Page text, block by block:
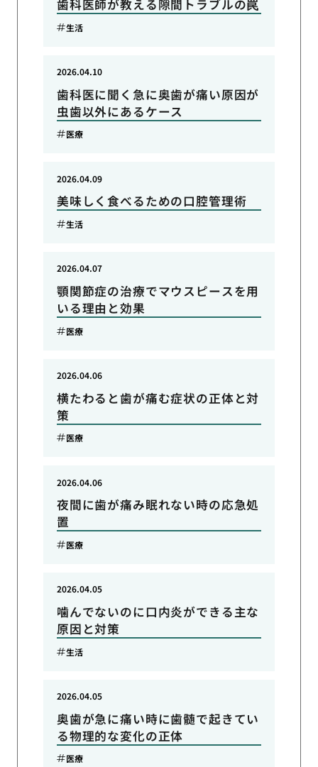
歯科医師が教える隙間トラブルの罠
生活
歯科医に聞く急に奥歯が痛い原因が
虫歯以外にあるケース
2026.04.10
医療
美味しく食べるための口腔管理術
2026.04.09
生活
顎関節症の治療でマウスピースを用
いる理由と効果
2026.04.07
医療
横たわると歯が痛む症状の正体と対
策
2026.04.06
医療
夜間に歯が痛み眠れない時の応急処
置
2026.04.06
医療
噛んでないのに口内炎ができる主な
原因と対策
2026.04.05
生活
奥歯が急に痛い時に歯髄で起きてい
る物理的な変化の正体
2026.04.05
医療